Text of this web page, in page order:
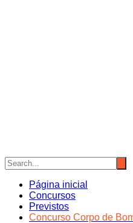
Página inicial
Concursos
Previstos
Concurso Corpo de